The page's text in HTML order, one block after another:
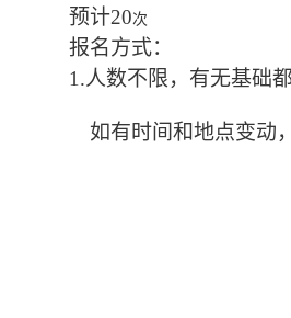
预计20次
报名方式：
1 .人数不限，有无基础都
如有时间和地点变动